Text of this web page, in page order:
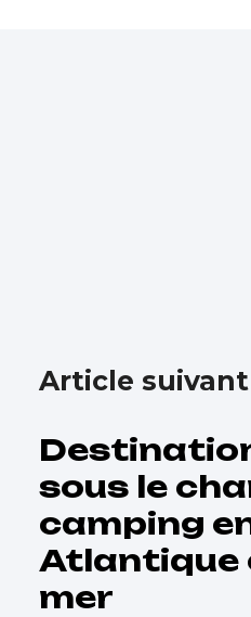
Article suivant
sous le
camping
Atlantique
mer